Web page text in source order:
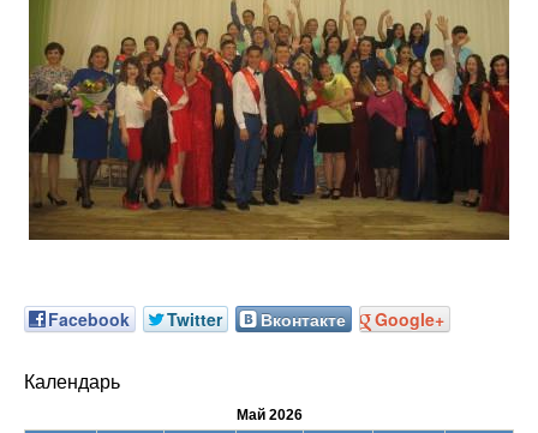
Facebook Twitter Вконтакте Google+
Календарь
Май 2026